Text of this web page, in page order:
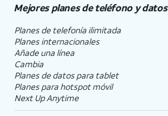
Mejores planes de teléfono y datos
Planes de telefonía ilimitada
Planes internacionales
Añade una línea
Cambia
Planes de datos para tablet
Planes para hotspot móvil
Next Up Anytime